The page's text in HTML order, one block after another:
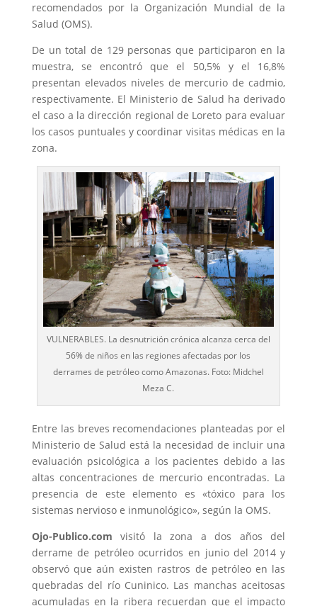
recomendados por la Organización Mundial de la
Salud (OMS).
De un total de 129 personas que participaron en la
muestra, se encontró que el 50,5% y el 16,8%
presentan elevados niveles de mercurio de cadmio,
respectivamente. El Ministerio de Salud ha derivado
el caso a la dirección regional de Loreto para evaluar
los casos puntuales y coordinar visitas médicas en la
zona.
VULNERABLES. La desnutrición crónica alcanza cerca del
56% de niños en las regiones afectadas por los
derrames de petróleo como Amazonas. Foto: Midchel
Meza C.
Entre las breves recomendaciones planteadas por el
Ministerio de Salud está la necesidad de incluir una
evaluación psicológica a los pacientes debido a las
altas concentraciones de mercurio encontradas. La
presencia de este elemento es «tóxico para los
sistemas nervioso e inmunológico», según la OMS.
Ojo-Publico.com visitó la zona a dos años del
derrame de petróleo ocurridos en junio del 2014 y
observó que aún existen rastros de petróleo en las
quebradas del río Cuninico. Las manchas aceitosas
acumuladas en la ribera recuerdan que el impacto